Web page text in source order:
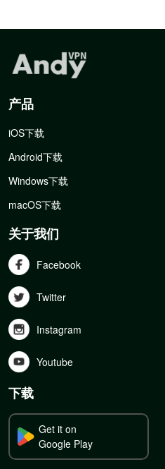
产品
iOS下载
Android下载
Windows下载
macOS下载
关于我们
Facebook
Twitter
Instagram
Youtube
下载
Get it on
Google Play